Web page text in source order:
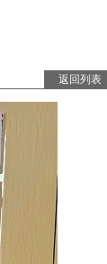
返回列表